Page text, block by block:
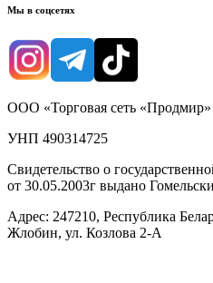
Мы в соцсетях
ООО «Торговая сеть «Продмир»
УНП 490314725
Свидетельство о
от 30.05.2003г выдано
Адрес: 247210, Республика
Жлобин, ул. Козлова 2-А